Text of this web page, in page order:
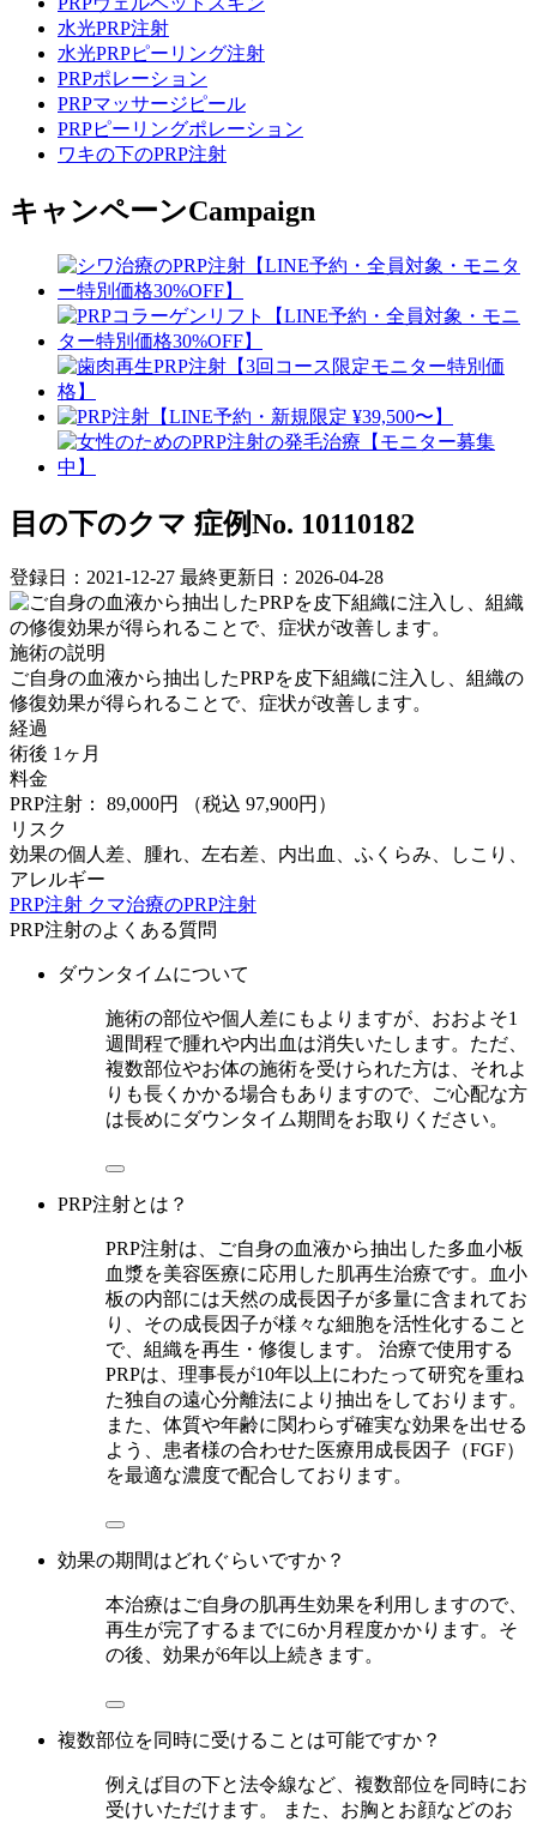
水光PRP注射
水光PRPピーリング注射
PRPポレーション
PRPマッサージピール
PRPピーリングポレーション
ワキの下のPRP注射
キャンペーンCampaign
目の下のクマ 症例No. 10110182
登録日：2021-12-27 最終更新日：2026-04-28
施術の説明
ご自身の血液から抽出したPRPを皮下組織に注入し、組織の
修復効果が得られることで、症状が改善します。
経過
術後 1ヶ月
料金
PRP注射： 89,000円
（税込 97,900円）
リスク
効果の個人差、腫れ、左右差、内出血、ふくらみ、しこり、
アレルギー
PRP注射 クマ治療のPRP注射
PRP注射のよくある質問
ダウンタイムについて
施術の部位や個人差にもよりますが、おおよそ1
週間程で腫れや内出血は消失いたします。ただ、
複数部位やお体の施術を受けられた方は、それよ
りも長くかかる場合もありますので、ご心配な方
は長めにダウンタイム期間をお取りください。
PRP注射とは？
PRP注射は、ご自身の血液から抽出した多血小板
血漿を美容医療に応用した肌再生治療です。血小
板の内部には天然の成長因子が多量に含まれてお
り、その成長因子が様々な細胞を活性化すること
で、組織を再生・修復します。 治療で使用する
PRPは、理事長が10年以上にわたって研究を重ね
た独自の遠心分離法により抽出をしております。
また、体質や年齢に関わらず確実な効果を出せる
よう、患者様の合わせた医療用成長因子（FGF）
を最適な濃度で配合しております。
効果の期間はどれぐらいですか？
本治療はご自身の肌再生効果を利用しますので、
再生が完了するまでに6か月程度かかります。そ
の後、効果が6年以上続きます。
複数部位を同時に受けることは可能ですか？
例えば目の下と法令線など、複数部位を同時にお
受けいただけます。 また、お胸とお顔などのお